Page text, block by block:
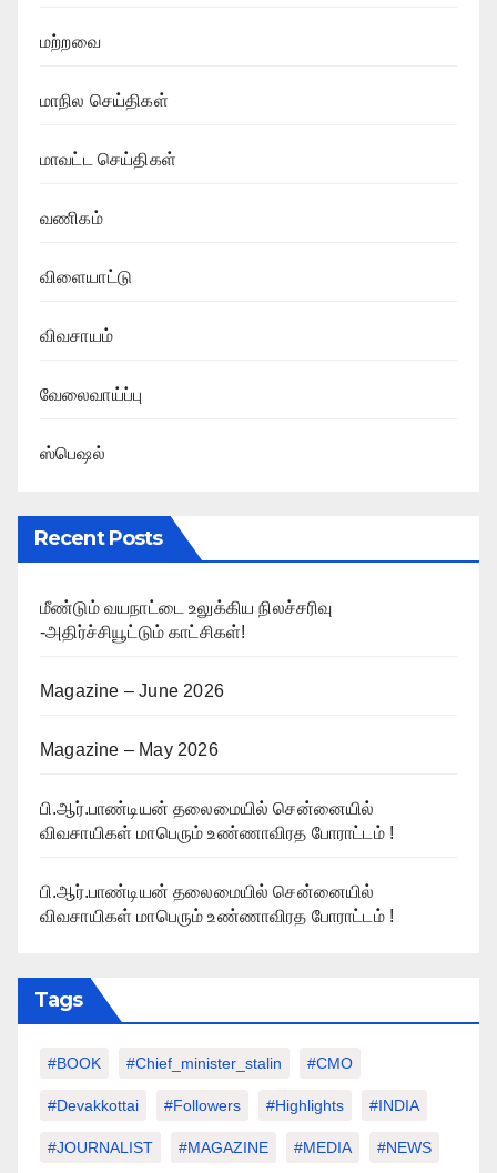
மற்றவை
மாநில செய்திகள்
மாவட்ட செய்திகள்
வணிகம்
விளையாட்டு
விவசாயம்
வேலைவாய்ப்பு
ஸ்பெஷல்
Recent Posts
மீண்டும் வயநாட்டை உலுக்கிய நிலச்சரிவு
-அதிர்ச்சியூட்டும் காட்சிகள்!
Magazine – June 2026
Magazine – May 2026
பி.ஆர்.பாண்டியன் தலைமையில் சென்னையில்
விவசாயிகள் மாபெரும் உண்ணாவிரத போராட்டம் !
பி.ஆர்.பாண்டியன் தலைமையில் சென்னையில்
விவசாயிகள் மாபெரும் உண்ணாவிரத போராட்டம் !
Tags
#BOOK #chief_minister_stalin #CMO
#devakkottai #followers #highlights #INDIA
#JOURNALIST #MAGAZINE #MEDIA #NEWS